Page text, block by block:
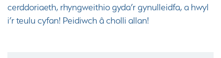
cerddoriaeth, rhyngweithio gyda’r gynulleidfa, a hwyl
i’r teulu cyfan! Peidiwch â cholli allan!